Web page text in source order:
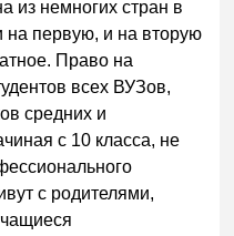
из немногих стран в
на первую, и на вторую
Право на
всех ВУЗов,
средних и
с 10 класса, не
с родителями,